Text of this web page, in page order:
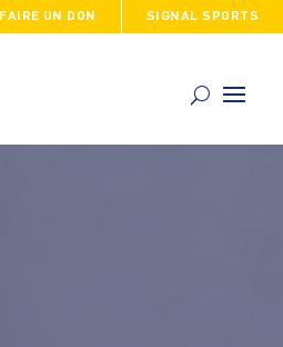
FAIRE UN DON SIGNAL SPORTS